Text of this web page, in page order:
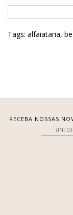
Tags: alfaiataria,
RECEBA NOSSAS